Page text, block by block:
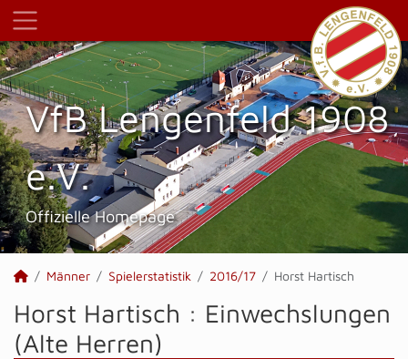
VfB Lengenfeld 1908
e.V.
Offizielle Homepage
Männer Spielerstatistik 2016/17 Horst Hartisch
Horst Hartisch : Einwechslungen
(Alte Herren)